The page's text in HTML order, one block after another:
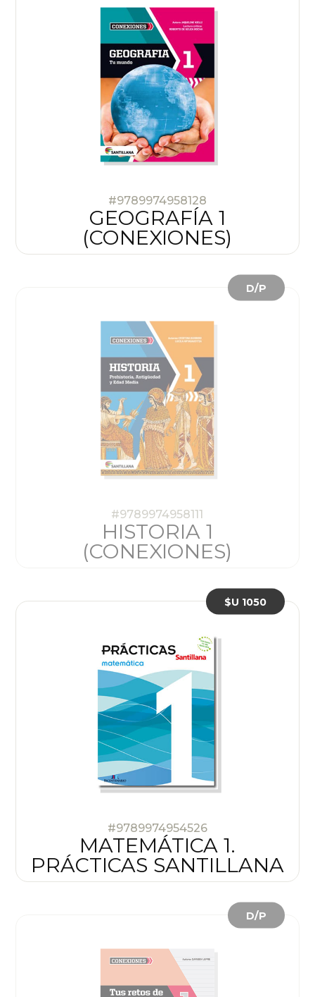
#9789974958128
GEOGRAFÍA 1
(CONEXIONES)
#9789974958111
HISTORIA 1
(CONEXIONES)
D/P
#9789974954526
MATEMÁTICA 1.
PRÁCTICAS SANTILLANA
$U 1050
D/P